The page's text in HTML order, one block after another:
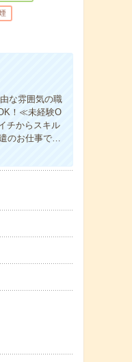
な雰囲気の職
！≪未経験O
チからスキル
のお仕事で…